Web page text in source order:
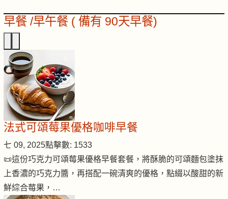
早餐 /早午餐 ( 備有 90天早餐)
法式可頌莓果優格咖啡早餐
七 09, 2025點擊數: 1533
📜這份巧克力可頌莓果優格早餐套餐，將酥脆的可頌麵包塗抹
上香濃的巧克力醬，再搭配一碗清爽的優格，點綴以酸甜的新
鮮綜合莓果，…